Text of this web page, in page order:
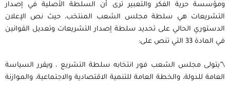
ومؤسسة حرية الفكر والتعبير ترى أن السلطة الأصلية في إصدار
التشريعات هي سلطة مجلس الشعب المنتخب، حيث نص الإعلان
الدستوري الحالي على تحديد سلطة إصدار التشريعات وتعديل القوانين
في المادة 33 التي تنص على:
\”يتولى مجلس الشعب فور انتخابه سلطة التشريع ، ويقرر السياسة
العامة للدولة، والخطة العامة للتنمية الاقتصادية والاجتماعية، والموازنة